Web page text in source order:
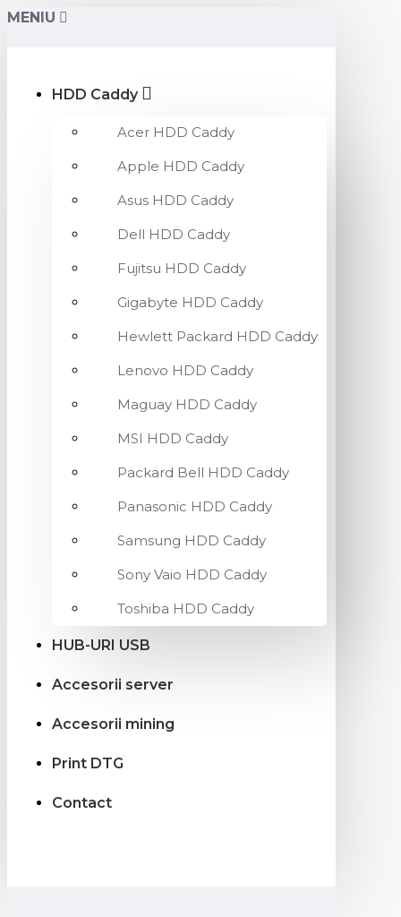
MENIU
HDD Caddy
Acer HDD Caddy
Apple HDD Caddy
Asus HDD Caddy
Dell HDD Caddy
Fujitsu HDD Caddy
Gigabyte HDD Caddy
Hewlett Packard HDD Caddy
Lenovo HDD Caddy
Maguay HDD Caddy
MSI HDD Caddy
Packard Bell HDD Caddy
Panasonic HDD Caddy
Samsung HDD Caddy
Sony Vaio HDD Caddy
Toshiba HDD Caddy
HUB-URI USB
Accesorii server
Accesorii mining
Print DTG
Contact